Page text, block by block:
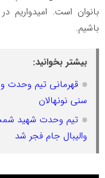
بانوان است. امیدواریم
باشیم.
بیشتر بخوانید:
قهرمانی تیم وحدت
سنی نونهالان
تیم وحدت شهید
والیبال جام فجر شد